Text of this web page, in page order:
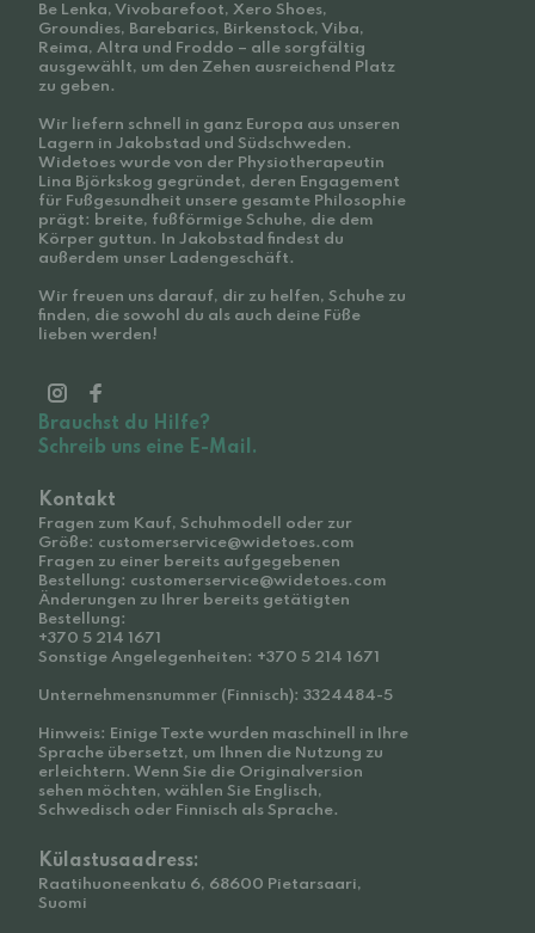
Be Lenka, Vivobarefoot, Xero Shoes,
Groundies, Barebarics, Birkenstock, Viba,
Reima, Altra und Froddo – alle sorgfältig
ausgewählt, um den Zehen ausreichend Platz
zu geben.
Wir liefern schnell in ganz Europa aus unseren
Lagern in Jakobstad und Südschweden.
Widetoes wurde von der Physiotherapeutin
Lina Björkskog gegründet, deren Engagement
für Fußgesundheit unsere gesamte Philosophie
prägt: breite, fußförmige Schuhe, die dem
Körper guttun. In Jakobstad findest du
außerdem unser Ladengeschäft.
Wir freuen uns darauf, dir zu helfen, Schuhe zu
finden, die sowohl du als auch deine Füße
lieben werden!
Brauchst du Hilfe?
Schreib uns eine E-Mail.
Kontakt
Fragen zum Kauf, Schuhmodell oder zur
Größe: customerservice@widetoes.com
Fragen zu einer bereits aufgegebenen
Bestellung: customerservice@widetoes.com
Änderungen zu Ihrer bereits getätigten
Bestellung:
+370 5 214 1671
Sonstige Angelegenheiten: +370 5 214 1671
Unternehmensnummer (Finnisch): 3324484-5
Hinweis: Einige Texte wurden maschinell in Ihre
Sprache übersetzt, um Ihnen die Nutzung zu
erleichtern. Wenn Sie die Originalversion
sehen möchten, wählen Sie Englisch,
Schwedisch oder Finnisch als Sprache.
Külastusaadress:
Raatihuoneenkatu 6, 68600 Pietarsaari,
Suomi